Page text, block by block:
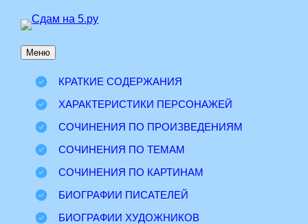
Перейти
содержимому
Меню
КРАТКИЕ СОДЕРЖАНИЯ
ХАРАКТЕРИСТИКИ ПЕРСОНАЖЕЙ
СОЧИНЕНИЯ ПО ПРОИЗВЕДЕНИЯМ
СОЧИНЕНИЯ ПО ТЕМАМ
СОЧИНЕНИЯ ПО КАРТИНАМ
БИОГРАФИИ ПИСАТЕЛЕЙ
БИОГРАФИИ ХУДОЖНИКОВ